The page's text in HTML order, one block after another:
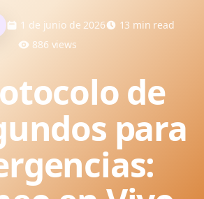
1 de junio de 2026 13 min read
886 views
de
para